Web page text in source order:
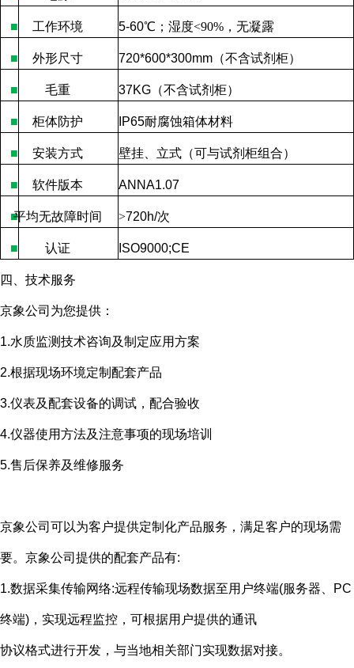
■ 工作环境 5-60℃ ；湿度<90% ，无凝露
■ 外形尺寸 720*600*300mm （不含试剂柜）
■ 毛重 37KG （不含试剂柜）
■ 柜体防护 IP65耐腐蚀箱体材料
■ 安装方式 壁挂、立式（可与试剂柜组合）
■ 软件版本 ANNA1.07
■平均无故障时间 >720h/次
■ 认证 ISO9000;CE
四、技术服务
京象公司为您提供：
1.水质监测技术咨询及制定应用方案
2.根据现场环境定制配套产品
3.仪表及配套设备的调试，配合验收
4.仪器使用方法及注意事项的现场培训
5.售后保养及维修服务
京象公司可以为客户提供定制化产品服务，满足客户的现场需
要。京象公司提供的配套产品有:
1.数据采集传输网络:远程传输现场数据至用户终端(服务器、 PC
终端) ，实现远程监控，可根据用户提供的通讯
协议格式进行开发，与当地相关部门实现数据对接。